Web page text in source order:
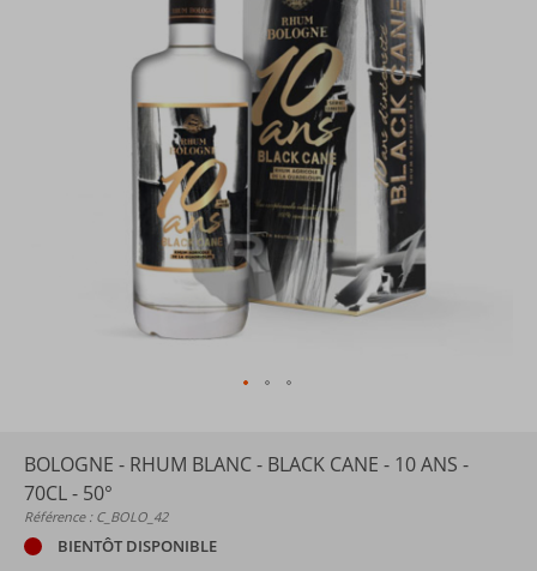
BOLOGNE - RHUM BLANC - BLACK CANE - 10 ANS -
70CL - 50°
Référence : C_BOLO_42
BIENTÔT DISPONIBLE